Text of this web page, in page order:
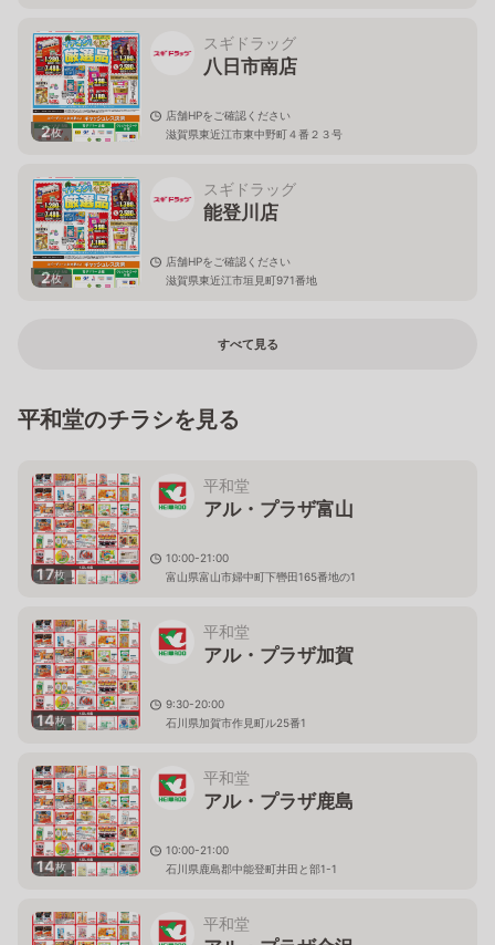
2枚
スギドラッグ
八日市南店
店舗HPをご確認ください
滋賀県東近江市東中野町４番２３号
2枚
スギドラッグ
能登川店
店舗HPをご確認ください
滋賀県東近江市垣見町971番地
すべて見る
平和堂のチラシを見る
17枚
平和堂
アル・プラザ富山
10:00-21:00
富山県富山市婦中町下轡田165番地の1
14枚
平和堂
アル・プラザ加賀
9:30-20:00
石川県加賀市作見町ル25番1
14枚
平和堂
アル・プラザ鹿島
10:00-21:00
石川県鹿島郡中能登町井田と部1-1
平和堂